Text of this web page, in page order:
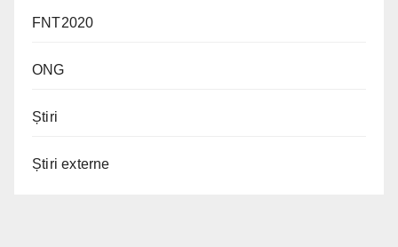
FNT2020
ONG
Știri
Știri externe